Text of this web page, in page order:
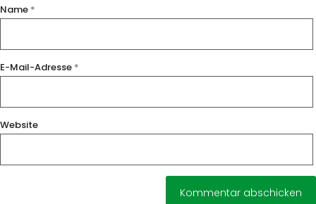
Name *
E-Mail-Adresse *
Website